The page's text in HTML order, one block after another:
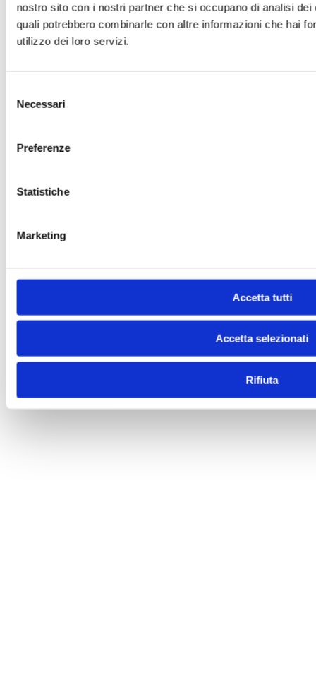
nostro sito con i nostri partner che si occupano di analisi
quali potrebbero combinarle con altre informazioni che hai
utilizzo dei loro servizi.
delNecessari
Preferenze
Statistiche
Marketing
Accetta tutti
Accetta selezionati
Rifiuta